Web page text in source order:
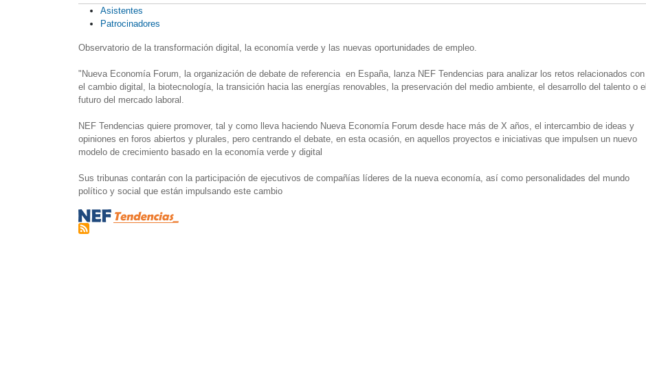
Asistentes
Patrocinadores
Observatorio de la transformación digital, la economía verde y las nuevas oportunidades de empleo.
"Nueva Economía Forum, la organización de debate de referencia en España, lanza NEF Tendencias para analizar los retos relacionados con
el cambio digital, la biotecnología, la transición hacia las energías renovables, la preservación del medio ambiente, el desarrollo del talento o el
futuro del mercado laboral.
NEF Tendencias quiere promover, tal y como lleva haciendo Nueva Economía Forum desde hace más de X años, el intercambio de ideas y
opiniones en foros abiertos y plurales, pero centrando el debate, en esta ocasión, en aquellos proyectos e iniciativas que impulsen un nuevo
modelo de crecimiento basado en la economía verde y digital
Sus tribunas contarán con la participación de ejecutivos de compañías líderes de la nueva economía, así como personalidades del mundo
político y social que están impulsando este cambio